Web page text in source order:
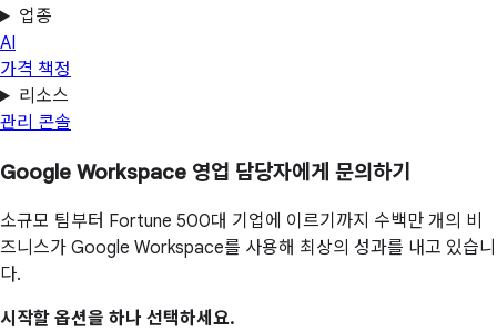
업종
AI
가격 책정
리소스
관리 콘솔
Google Workspace 영업 담당자에게 문의하기
소규모 팀부터 Fortune 500대 기업에 이르기까지 수백만 개의 비
즈니스가 Google Workspace를 사용해 최상의 성과를 내고 있습니
다.
시작할 옵션을 하나 선택하세요.